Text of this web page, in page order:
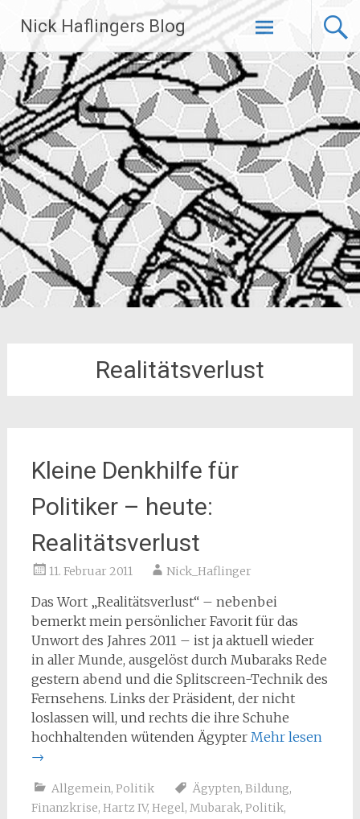
Inhalt
springen
Nick Haflingers Blog
Realitätsverlust
Kleine Denkhilfe für
Politiker – heute:
Realitätsverlust
11. Februar 2011 Nick_Haflinger
Das Wort „Realitätsverlust“ – nebenbei
bemerkt mein persönlicher Favorit für das
Unwort des Jahres 2011 – ist ja aktuell wieder
in aller Munde, ausgelöst durch Mubaraks Rede
gestern abend und die Splitscreen-Technik des
Fernsehens. Links der Präsident, der nicht
loslassen will, und rechts die ihre Schuhe
hochhaltenden wütenden Ägypter Mehr lesen
→
Allgemein, Politik Ägypten, Bildung,
Finanzkrise, Hartz IV,Hegel, Mubarak, Politik,